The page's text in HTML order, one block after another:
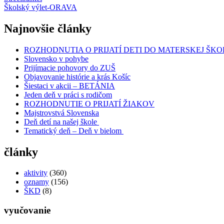
v
článku
Školský výlet-ORAVA
Najnovšie články
ROZHODNUTIA O PRIJATÍ DETI DO MATERSKEJ
Slovensko v pohybe
Prijímacie pohovory do ZUŠ
Objavovanie histórie a krás Košíc
Šiestaci v akcii – BETÁNIA
Jeden deň v práci s rodičom
ROZHODNUTIE O PRIJATÍ ŽIAKOV
Majstrovstvá Slovenska
Deň detí na našej škole
Tematický deň – Deň v bielom
články
aktivity (360)
oznamy (156)
ŠKD (8)
vyučovanie